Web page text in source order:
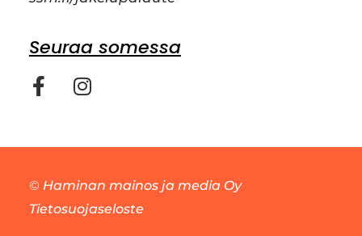
Seuraa somessa
© Haminan mainos ja media Oy
Tietosuojaseloste